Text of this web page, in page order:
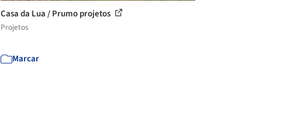
Casa da Lua / Prumo projetos
Projetos
Marcar